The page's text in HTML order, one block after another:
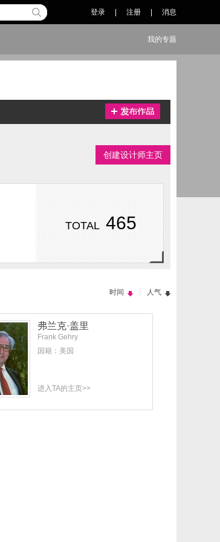
登录 注册 消息
我的专题
创建设计师主页
TOTAL465
时间 人气
弗兰克·盖里
Frank Gehry
国籍：美国
进入TA的主页>>